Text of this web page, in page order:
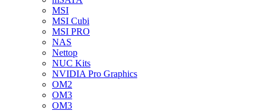
MSI
MSI Cubi
MSI PRO
NAS
Nettop
NUC Kits
NVIDIA Pro Graphics
OM2
OM3
OM3